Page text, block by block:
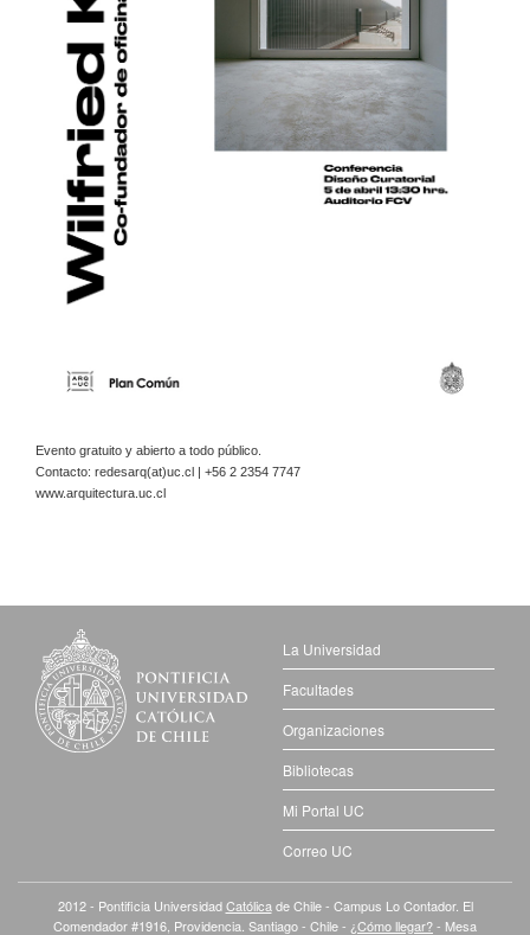
Evento gratuito y abierto a todo público.
Contacto: redesarq(at)uc.cl | +56 2 2354 7747
www.arquitectura.uc.cl
La Universidad
Facultades
Organizaciones
Bibliotecas
Mi Portal UC
Correo UC
2012 - Pontificia UniversidadCatólicade Chile - Campus Lo Contador. El
Comendador #1916, Providencia. Santiago - Chile - ¿Cómo llegar?- Mesa